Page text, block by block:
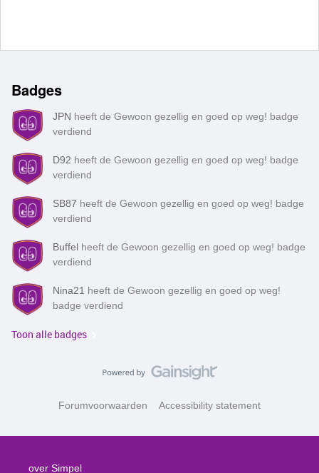
Badges
JPN heeft de Gewoon gezellig en goed op weg! badge
verdiend
D92 heeft de Gewoon gezellig en goed op weg! badge
verdiend
SB87 heeft de Gewoon gezellig en goed op weg! badge
verdiend
Buffel heeft de Gewoon gezellig en goed op weg! badge
verdiend
Nina21 heeft de Gewoon gezellig en goed op weg!
badge verdiend
Toon alle badges
Forumvoorwaarden Accessibility statement
over Simpel